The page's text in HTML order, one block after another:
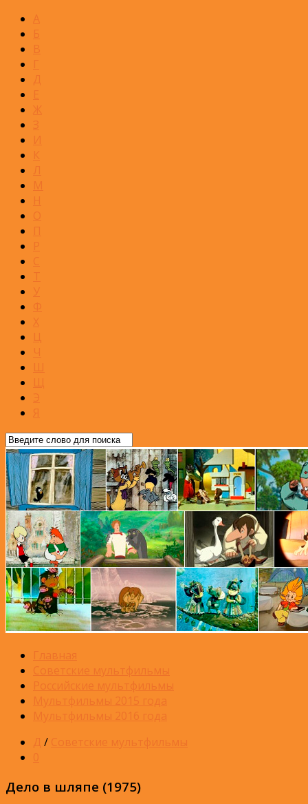
А
Б
В
Г
Д
Е
Ж
З
И
К
Л
М
Н
О
П
Р
С
Т
У
Ф
Х
Ц
Ч
Ш
Щ
Э
Я
Главная
Советские мультфильмы
Российские мультфильмы
Мультфильмы 2015 года
Мультфильмы 2016 года
Д / Советские мультфильмы
0
Дело в шляпе (1975)